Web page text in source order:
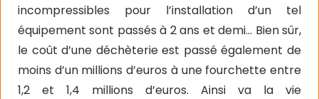
incompressibles pour l’installation d’un tel
équipement sont passés à 2 ans et demi… Bien sûr,
le coût d’une déchèterie est passé également de
moins d’un millions d’euros à une fourchette entre
1,2 et 1,4 millions d’euros. Ainsi va la vie